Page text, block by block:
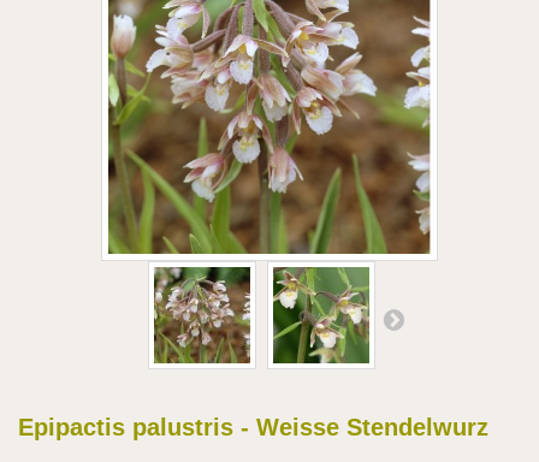
Epipactis palustris - Weisse Stendelwurz